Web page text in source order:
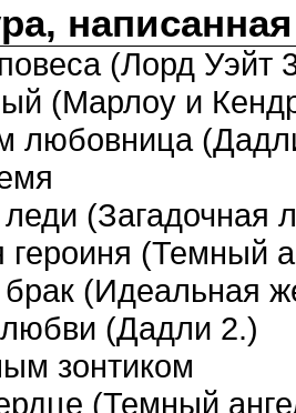
(Лорд Уэйт
(Марлоу и
любовница
(Загадочная
героиня (Темный
(Идеальная
(Дадли 2.)
зонтиком
(Темный